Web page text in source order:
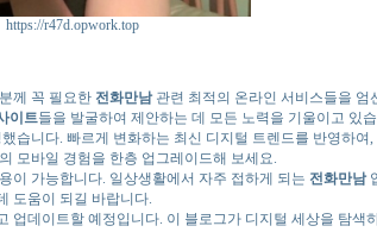
https://r47d.opwork.top
께 꼭 필요한 전화만남관련 최적의 온라인 서비스들을 엄
이트들을 발굴하여 제안하는 데 모든 노력을 기울이고 있
습니다. 빠르게 변화하는 최신 디지털 트렌드를 반영하여
모바일 경험을 한층 업그레이드해 보세요.
이 가능합니다. 일상생활에서 자주 접하게 되는 전화만남
도움이 되길 바랍니다.
업데이트할 예정입니다. 이 블로그가 디지털 세상을 탐색